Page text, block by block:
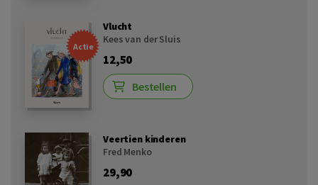
Actie
Vlucht
Kees van der Sluis
12,50
Bestellen
Veertien kinderen
Fred Menko
29,90